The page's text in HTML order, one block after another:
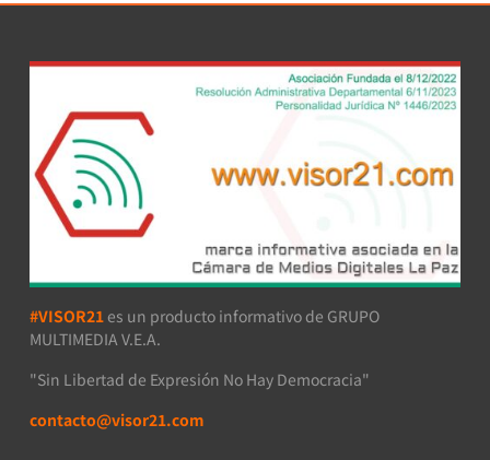
#VISOR21 es un producto informativo de GRUPO
MULTIMEDIA V.E.A.
"Sin Libertad de Expresión No Hay Democracia"
contacto@visor21.com